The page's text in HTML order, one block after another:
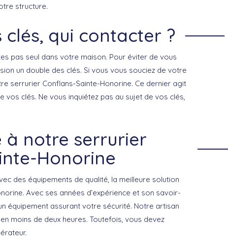
structure.
qui contacter ?
pas seul dans votre maison. Pour éviter de vous
un double des clés. Si vous vous souciez de votre
serrurier Conflans-Sainte-Honorine. Ce dernier agit
clés. Ne vous inquiétez pas au sujet de vos clés,
à notre serrurier
Honorine
des équipements de qualité, la meilleure solution
Avec ses années d’expérience et son savoir-
équipement assurant votre sécurité. Notre artisan
moins de deux heures. Toutefois, vous devez